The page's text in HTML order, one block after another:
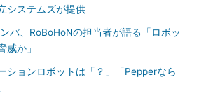
システムズが提供
バ、RoBoHoNの担当者が語る「ロボッ
威か」
ションロボットは「？」「Pepperなら